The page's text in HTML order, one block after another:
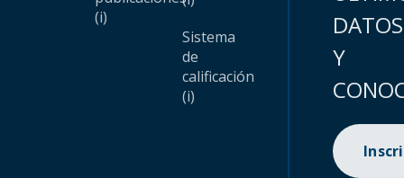
(i)
Sistema
de
calificación
(i)
DATOS
Y